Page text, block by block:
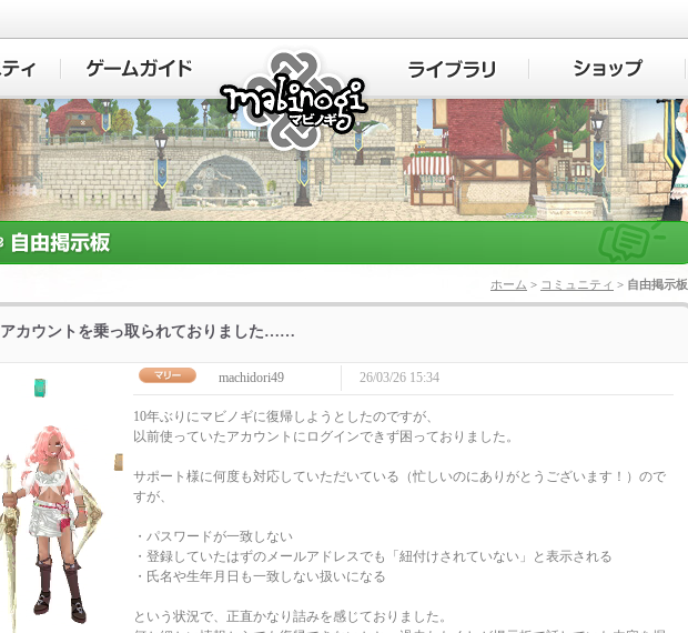
マビノギ
ホーム > コミュニティ > 自由掲示板
アカウントを乗っ取られておりました……
machidori49 26/03/26 15:34
10年ぶりにマビノギに復帰しようとしたのですが、
以前使っていたアカウントにログインできず困っておりました。
サポート様に何度も対応していただいている（忙しいのにありがとうございます！）ので
すが、
・パスワードが一致しない
・登録していたはずのメールアドレスでも「紐付けされていない」と表示される
・氏名や生年月日も一致しない扱いになる
という状況で、正直かなり詰みを感じておりました。